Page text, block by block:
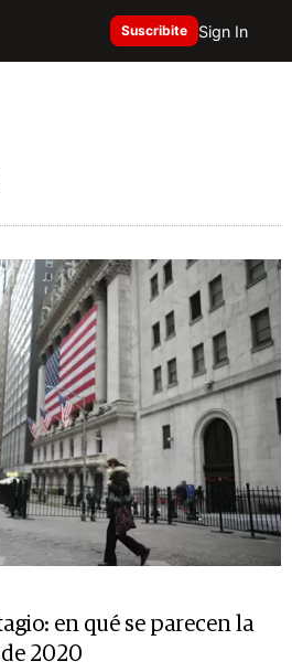
Suscribite Sign In
en qué se parecen la
2020